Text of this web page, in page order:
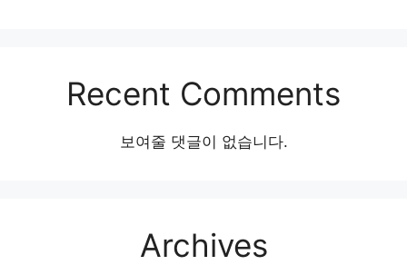
Recent Comments
보여줄 댓글이 없습니다.
Archives